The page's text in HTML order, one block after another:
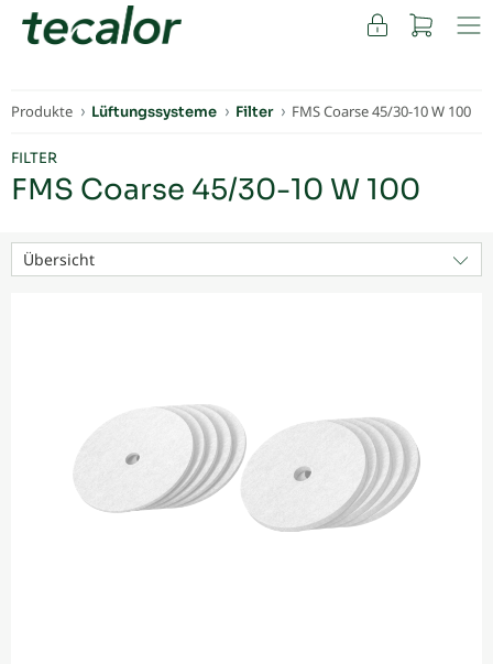
FACHKUNDEN
Produkte Lüftungssysteme Filter FMS Coarse 45/30-10 W 100
FILTER
FMS Coarse 45/30-10 W 100
Übersicht